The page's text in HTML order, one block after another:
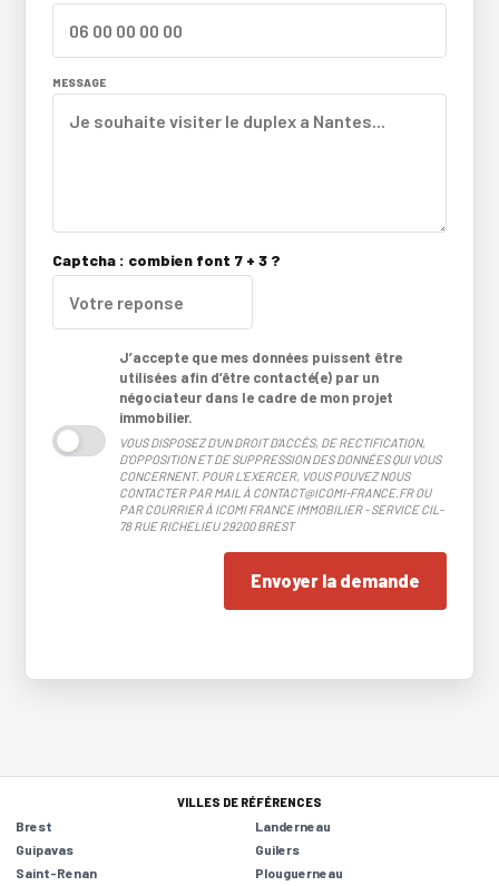
MESSAGE
Captcha : combien font 7 + 3 ?
J’accepte que mes données puissent être
utilisées afin d’être contacté(e) par un
négociateur dans le cadre de mon projet
immobilier.
VOUS DISPOSEZ D'UN DROIT D'ACCÈS, DE RECTIFICATION,
D'OPPOSITION ET DE SUPPRESSION DES DONNÉES QUI VOUS
CONCERNENT. POUR L'EXERCER, VOUS POUVEZ NOUS
CONTACTER PAR MAIL À CONTACT@ICOMI-FRANCE.FR OU
PAR COURRIER À ICOMI FRANCE IMMOBILIER - SERVICE CIL-
78 RUE RICHELIEU 29200 BREST
Envoyer la demande
VILLES DE RÉFÉRENCES
Brest
Landerneau
Guipavas
Guilers
Saint-Renan
Plouguerneau